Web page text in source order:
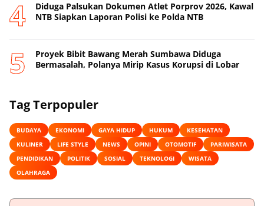
Diduga Palsukan Dokumen Atlet Porprov 2026, Kawal
NTB Siapkan Laporan Polisi ke Polda NTB
Proyek Bibit Bawang Merah Sumbawa Diduga
Bermasalah, Polanya Mirip Kasus Korupsi di Lobar
Tag Terpopuler
BUDAYA EKONOMI GAYA HIDUP HUKUM
KESEHATAN
KULINER
LIFE STYLE NEWS OPINI OTOMOTIF
PARIWISATA
PENDIDIKAN
POLITIK SOSIAL TEKNOLOGI
WISATA
OLAHRAGA